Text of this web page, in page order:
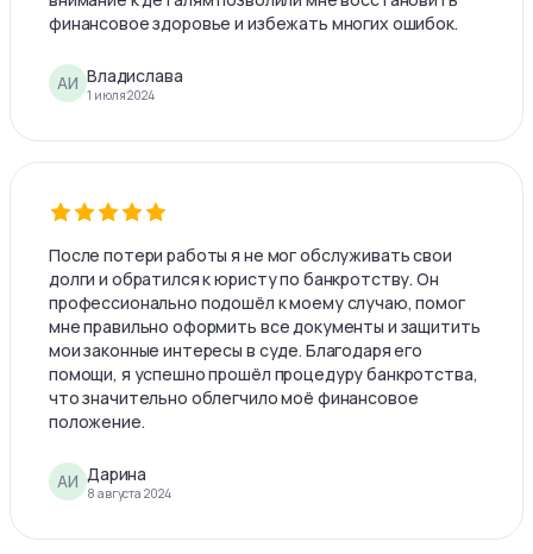
финансовое здоровье и избежать многих ошибок.
АИ Владислава
1 июля 2024
После потери работы я не мог обслуживать свои
долги и обратился к юристу по банкротству. Он
профессионально подошёл к моему случаю, помог
мне правильно оформить все документы и защитить
мои законные интересы в суде. Благодаря его
помощи, я успешно прошёл процедуру банкротства,
что значительно облегчило моё финансовое
положение.
АИ Дарина
8 августа 2024